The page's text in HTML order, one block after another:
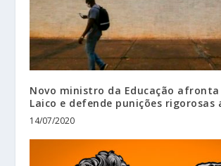
Novo ministro da Educação afronta
Laico e defende punições rigorosas
14/07/2020